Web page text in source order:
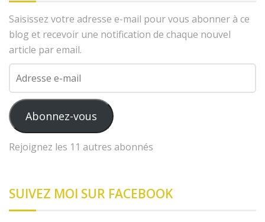
Saisissez votre adresse e-mail pour vous abonner à ce
blog et recevoir une notification de chaque nouvel
article par email.
e-
mail
Abonnez-vous
Rejoignez les 11 autres abonnés
SUIVEZ MOI SUR FACEBOOK